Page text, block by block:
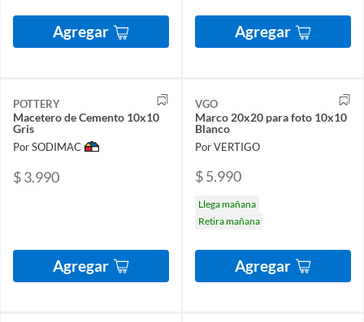
Agregar Agregar
POTTERY
Macetero de Cemento 10x10
Gris
Por SODIMAC
$ 3.990
Agregar
VGO
Marco 20x20 para foto 10x10
Blanco
Por VERTIGO
$ 5.990
Llega mañana
Retira mañana
Agregar